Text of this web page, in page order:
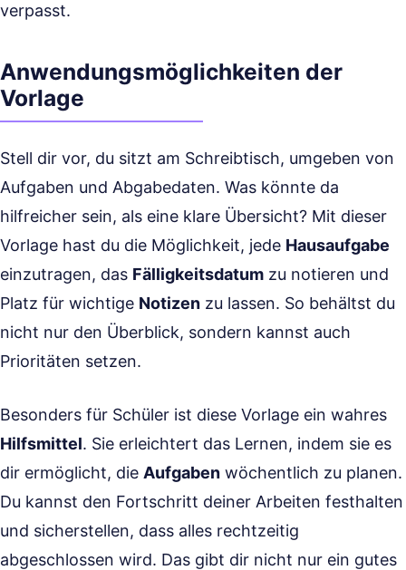
verpasst.
Anwendungsmöglichkeiten der
Vorlage
Stell dir vor, du sitzt am Schreibtisch, umgeben von
Aufgaben und Abgabedaten. Was könnte da
hilfreicher sein, als eine klare Übersicht? Mit dieser
Vorlage hast du die Möglichkeit, jede Hausaufgabe
einzutragen, das Fälligkeitsdatum zu notieren und
Platz für wichtige Notizen zu lassen. So behältst du
nicht nur den Überblick, sondern kannst auch
Prioritäten setzen.
Besonders für Schüler ist diese Vorlage ein wahres
Hilfsmittel. Sie erleichtert das Lernen, indem sie es
dir ermöglicht, die Aufgaben wöchentlich zu planen.
Du kannst den Fortschritt deiner Arbeiten festhalten
und sicherstellen, dass alles rechtzeitig
abgeschlossen wird. Das gibt dir nicht nur ein gutes